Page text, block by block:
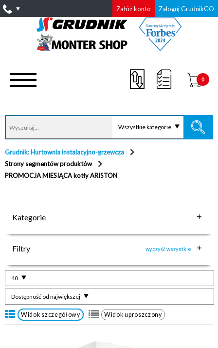
Załóż konto Zaloguj GrudnikGO
Wszystkie kategorie
0
Grudnik: Hurtownia instalacyjno-grzewcza
Strony segmentów produktów
PROMOCJA MIESIĄCA kotły ARISTON
Kategorie
Filtry wyczyść wszystkie
Dostępność od największej
40
Widok szczegółowy Widok uproszczony